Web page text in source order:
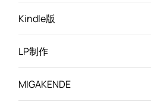
Kindle版
LP制作
MIGAKENDE